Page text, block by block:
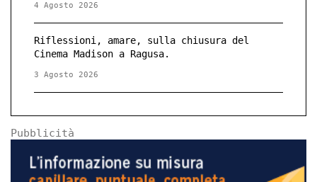
4 Agosto 2026
Riflessioni, amare, sulla chiusura del
Cinema Madison a Ragusa.
3 Agosto 2026
Pubblicità